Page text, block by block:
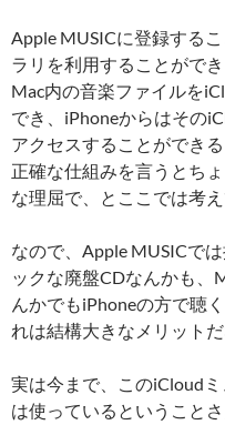
Apple MUSICに登録する
ラリを利用することがで
Mac内の音楽ファイルを
でき、iPhoneからはその
アクセスすることができ
正確な仕組みを言うとち
な理屈で、とここでは考
なので、Apple MUSICで
ックな廃盤CDなんかも、
んかでもiPhoneの方で聴
れは結構大きなメリットだ
実は今まで、このiCloud
は使っているということ